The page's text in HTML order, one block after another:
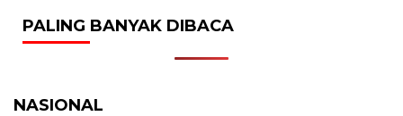
PALING BANYAK DIBACA
NASIONAL